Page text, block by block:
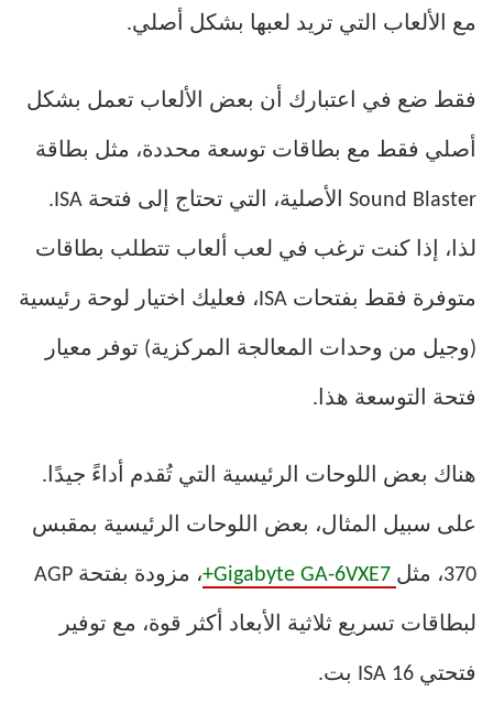
مع الألعاب التي تريد لعبها بشكل أصلي.
فقط ضع في اعتبارك أن بعض الألعاب تعمل بشكل
أصلي فقط مع بطاقات توسعة محددة، مثل بطاقة
Sound Blaster الأصلية، التي تحتاج إلى فتحة ISA.
لذا، إذا كنت ترغب في لعب ألعاب تتطلب بطاقات
متوفرة فقط بفتحات ISA، فعليك اختيار لوحة رئيسية
(وجيل من وحدات المعالجة المركزية) توفر معيار
فتحة التوسعة هذا.
هناك بعض اللوحات الرئيسية التي تُقدم أداءً جيدًا.
على سبيل المثال، بعض اللوحات الرئيسية بمقبس
370، مثل ، مزودة بفتحة AGP
لبطاقات تسريع ثلاثية الأبعاد أكثر قوة، مع توفير
فتحتي ISA 16 بت.